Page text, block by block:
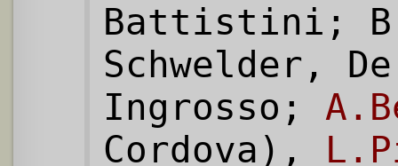
Battistini;
Schwelder,
Ingrosso;
Cordova),